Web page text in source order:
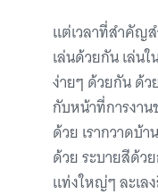
แต่เวลาที่สำคัญส
เล่นด้วยกัน เล่น
ง่ายๆ ด้วยกัน ด้
กับหน้าที่การงาน
ด้วย เรากวาดบ้
ด้วย ระบายสีด้
แท่งใหญ่ๆ ละเล